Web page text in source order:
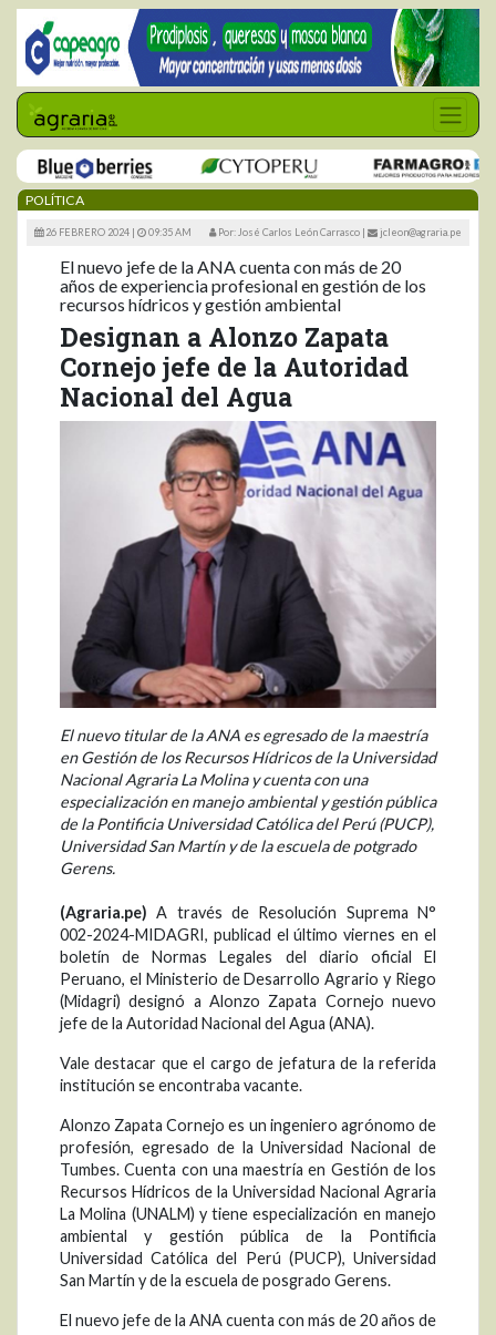
POLÍTICA
26 FEBRERO 2024 | 09:35 AM Por: José Carlos León Carrasco | jcleon@agraria.pe
El nuevo jefe de la ANA cuenta con más de 20
años de experiencia profesional en gestión de los
recursos hídricos y gestión ambiental
Designan a Alonzo Zapata
Cornejo jefe de la Autoridad
Nacional del Agua
El nuevo titular de la ANA es egresado de la maestría
en Gestión de los Recursos Hídricos de la Universidad
Nacional Agraria La Molina y cuenta con una
especialización en manejo ambiental y gestión pública
de la Pontificia Universidad Católica del Perú (PUCP),
Universidad San Martín y de la escuela de potgrado
Gerens.
(Agraria.pe) A través de Resolución Suprema N°
002-2024-MIDAGRI, publicad el último viernes en el
boletín de Normas Legales del diario oficial El
Peruano, el Ministerio de Desarrollo Agrario y Riego
(Midagri) designó a Alonzo Zapata Cornejo nuevo
jefe de la Autoridad Nacional del Agua (ANA).
Vale destacar que el cargo de jefatura de la referida
institución se encontraba vacante.
Alonzo Zapata Cornejo es un ingeniero agrónomo de
profesión, egresado de la Universidad Nacional de
Tumbes. Cuenta con una maestría en Gestión de los
Recursos Hídricos de la Universidad Nacional Agraria
La Molina (UNALM) y tiene especialización en manejo
ambiental y gestión pública de la Pontificia
Universidad Católica del Perú (PUCP), Universidad
San Martín y de la escuela de posgrado Gerens.
El nuevo jefe de la ANA cuenta con más de 20 años de